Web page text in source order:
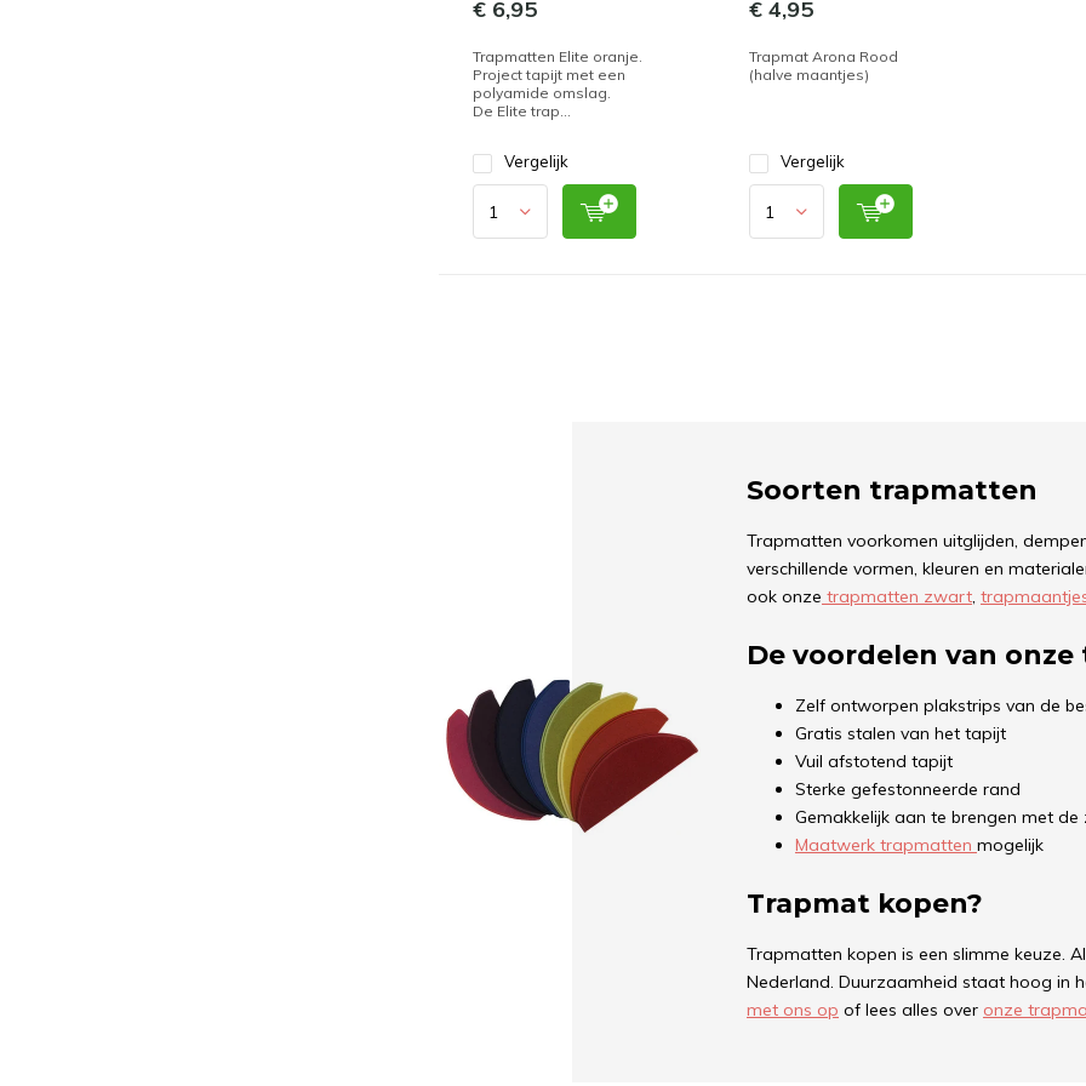
€ 6,95
Trapmatten Elite oranje.
Project tapijt met een
polyamide omslag.
De Elite trap...
Vergelijk
€ 4,95
Trapmat Arona Rood
(halve maantjes)
Vergelijk
Soorten trapmatten
Trapmatten voorkomen uitglijden,
verschillende vormen, kleuren en
ook onze trapmatten zwart,
De voordelen van
Zelf ontworpen plakstrips van de
Gratis stalen van het tapijt
Vuil afstotend tapijt
Sterke gefestonneerde rand
Gemakkelijk aan te brengen met
Maatwerk trapmatten mogelijk
Trapmat kopen?
Trapmatten kopen is een slimme keuze.
Nederland. Duurzaamheid staat hoog in
met ons op of lees alles over onze